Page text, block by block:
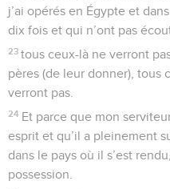
j’ai opérés en Égypte et
dix fois et qui n’ont pas
23 tous ceux-là ne verront
pères (de leur donner), tous
verront pas.
24 Et parce que mon
esprit et qu’il a pleinement
dans le pays où il s’est
possession.